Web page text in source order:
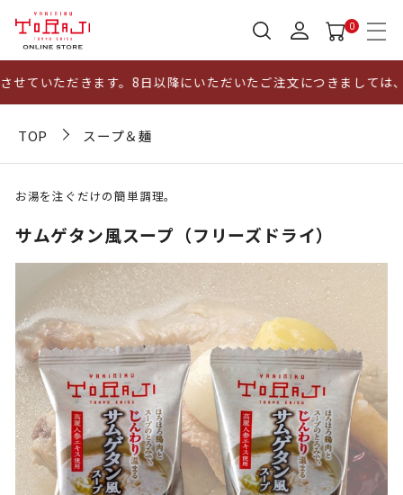
0
ただきます。8日以降にいただいたご注文につきましては、
TOP スープ＆麺
お湯を注ぐだけの簡単調理。
サムゲタン風スープ（フリーズドライ）